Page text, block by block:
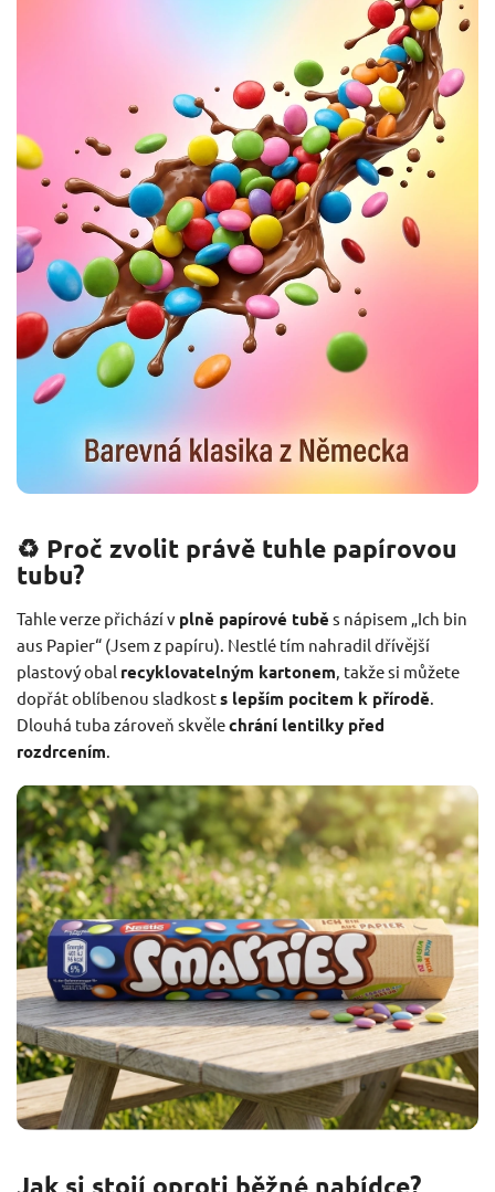
♻️ Proč zvolit právě tuhle papírovou
tubu?
Tahle verze přichází v plně papírové tubě s nápisem „Ich bin
aus Papier“ (Jsem z papíru). Nestlé tím nahradil dřívější
plastový obal recyklovatelným kartonem, takže si můžete
dopřát oblíbenou sladkosts lepším pocitem k přírodě.
Dlouhá tuba zároveň skvělechrání lentilky před
rozdrcením.
Jak si stojí oproti běžné nabídce?